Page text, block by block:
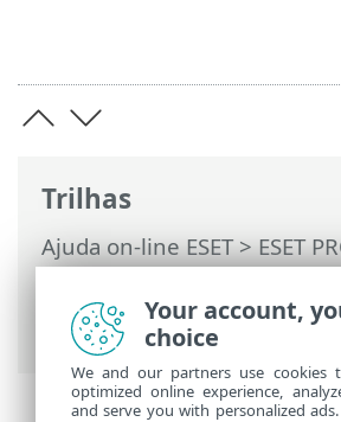
Trilhas
Ajuda on-line ESET>ESET
Usando o ESET PROTECT>
Menu principal >
Configuração básica
> ESET
Your account,
choice
We and our partners use
optimized online experience,
and serve you with personalized